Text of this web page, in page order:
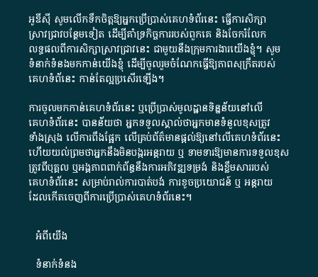
អូឌីស៊ី សូមលើកទឹកចិត្តឱ្យអ្នកប្រើប្រាស់គេហទំព័រនេះ ធ្វើការសិក្សា
ស្រាវជ្រាវបន្ថែមទៀត ដើម្បីគាំទ្រកិច្ចការ​របស់ពួកគេ និងចែករំលែក
លទ្ធផលពីការសិក្សាស្រាវជ្រាវនេះ ជាមួយនឹងក្រុមការងារយើងខ្ញុំ។ សូម
ទំនាក់ទំនងមកកាន់យើងខ្ញុំ ដើម្បីចូលរួមចំណែកធ្វើឱ្យភាពសុក្រឹតរបស់
គេហទំព័នេះ កាន់តែល្អប្រសើរឡើង។
ការចូលមកកាន់គេហទំព័រនេះ ឬប្រើប្រាស់មូលដ្ឋានទិន្នន័យនៅលើ
គេហទំព័រនេះ បានន័យថា អ្នកទទួលស្គាល់ថាអ្នកមានទំនួលខុសត្រូវ
ទាំងស្រុង លើការពឹងផ្អែក លើគ្រប់ព័ត៌មានផ្តល់ឱ្យនៅលើគេហទំព័រនេះ
ហើយយល់ព្រមថាអ្នកនឹងមិនបង្ករអន្តរាយ ឬ ទាមទារ​ឱ្យមានការទទួលខុស​
ត្រូវពីបុគ្គល ឬអង្គភាពពាក់ព័ន្ធនឹងការអភិវឌ្ឍទម្រង់ និងខ្លឹមសាររបស់
គេហទំព័រនេះ សម្រាប់រាល់ការបាត់បង់ ការខូចប្រយោជន៍ ឬ អន្តរាយ
ដែលកើតចេញពីការប្រើប្រាស់គេហទំព័រនេះ។
អំពី​យើង​
ទំនាក់ទំនង